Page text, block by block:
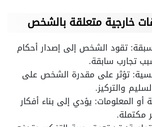
خارجية متعلقة بالشخص
تقود الشخص إلى إصدار أحكام
تجارب سابقة.
تؤثر على مقدرة الشخص على
والتركيز.
المعلومات: يؤدي إلى بناء أفكار
مكتملة.